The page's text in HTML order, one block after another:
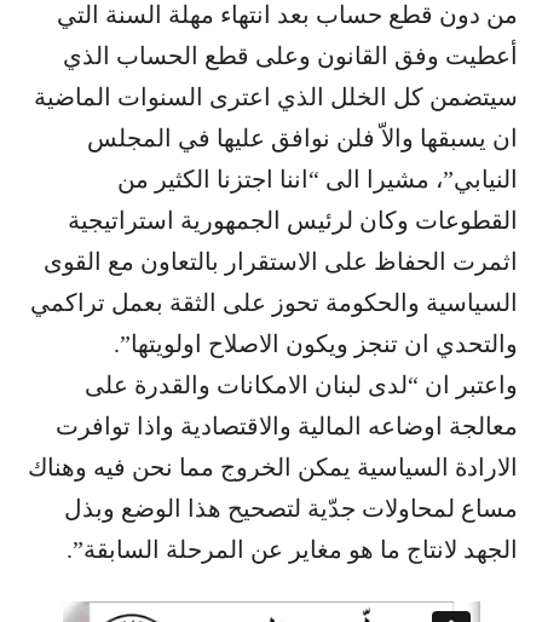
من دون قطع حساب بعد انتهاء مهلة السنة التي
أعطيت وفق القانون وعلى قطع الحساب الذي
سيتضمن كل الخلل الذي اعترى السنوات الماضية
ان يسبقها والاّ فلن نوافق عليها في المجلس
النيابي”، مشيرا الى “اننا اجتزنا الكثير من
القطوعات وكان لرئيس الجمهورية استراتيجية
اثمرت الحفاظ على الاستقرار بالتعاون مع القوى
السياسية والحكومة تحوز على الثقة بعمل تراكمي
والتحدي ان تنجز ويكون الاصلاح اولويتها”.
واعتبر ان “لدى لبنان الامكانات والقدرة على
معالجة اوضاعه المالية والاقتصادية واذا توافرت
الارادة السياسية يمكن الخروج مما نحن فيه وهناك
مساع لمحاولات جدّية لتصحيح هذا الوضع وبذل
الجهد لانتاج ما هو مغاير عن المرحلة السابقة”.